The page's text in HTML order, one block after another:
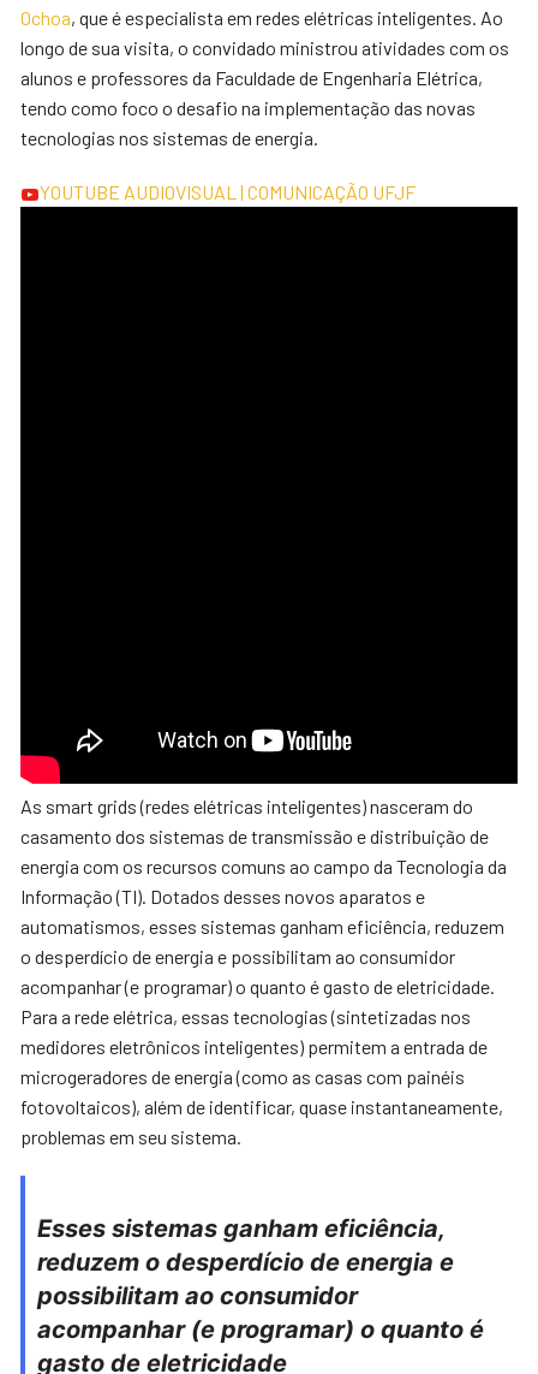
Ochoa, que é especialista em redes elétricas inteligentes. Ao
longo de sua visita, o convidado ministrou atividades com os
alunos e professores da Faculdade de Engenharia Elétrica,
tendo como foco o desafio na implementação das novas
tecnologias nos sistemas de energia.
YOUTUBE AUDIOVISUAL | COMUNICAÇÃO UFJF
As smart grids (redes elétricas inteligentes) nasceram do
casamento dos sistemas de transmissão e distribuição de
energia com os recursos comuns ao campo da Tecnologia da
Informação (TI). Dotados desses novos aparatos e
automatismos, esses sistemas ganham eficiência, reduzem
o desperdício de energia e possibilitam ao consumidor
acompanhar (e programar) o quanto é gasto de eletricidade.
Para a rede elétrica, essas tecnologias (sintetizadas nos
medidores eletrônicos inteligentes) permitem a entrada de
microgeradores de energia (como as casas com painéis
fotovoltaicos), além de identificar, quase instantaneamente,
problemas em seu sistema.
Esses sistemas ganham eficiência,
reduzem o desperdício de energia e
possibilitam ao consumidor
acompanhar (e programar) o quanto é
gasto de eletricidade